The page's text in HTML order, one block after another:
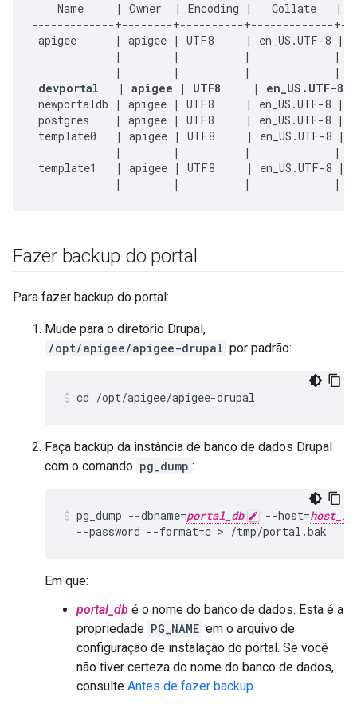
Name     | Owner  | Encoding |   Collate   |
-------------+--------+----------+-------------
apigee      | apigee | UTF8     | en_US.UTF-8 |
|
|          |             |
|
|          |             |
devportal   | apigee | UTF8     | en_US.UTF-8
newportaldb | apigee | UTF8     | en_US.UTF-8 |
postgres    | apigee | UTF8     | en_US.UTF-8 |
template0   | apigee | UTF8     | en_US.UTF-8 |
|
|          |             |
template1   | apigee | UTF8     | en_US.UTF-8 |
|
|          |             |
Fazer backup do portal
Para fazer backup do portal:
Mude para o diretório Drupal,
/opt/apigee/apigee-drupal por padrão:
cd /opt/apigee/apigee-drupal
Faça backup da instância de banco de dados Drupal
com o comando pg_dump :
pg_dump --dbname=portal_db --host=
  --password --format=c > /tmp/portal.bak
Em que:
portal_db é o nome do banco de dados. Esta é a
propriedade PG_NAME em o arquivo de
configuração de instalação do portal. Se você
não tiver certeza do nome do banco de dados,
consulte Antes de fazer backup.